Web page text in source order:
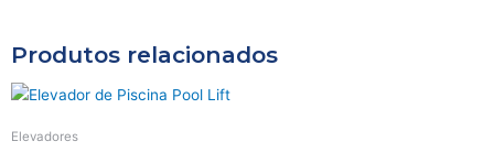
Produtos relacionados
Elevadores